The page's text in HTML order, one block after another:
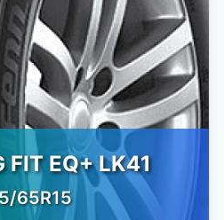
FIT EQ+ LK41
65R15